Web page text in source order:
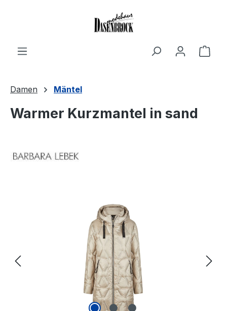
Damen Mäntel
Warmer Kurzmantel in sand
Bildergalerie überspringen